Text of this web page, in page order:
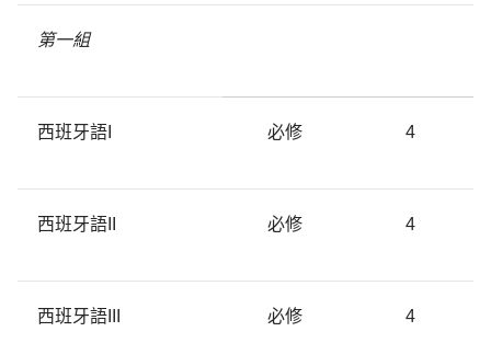
第一組
西班牙語I 必修 4
西班牙語II 必修 4
西班牙語III 必修 4